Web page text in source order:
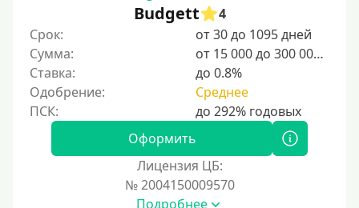
Budgett
4
Срок:
от 30 до 1095 дней
Сумма:
от 15 000 до 300 000 ₽
Ставка:
до 0.8%
Одобрение:
Среднее
Оформить
Лицензия ЦБ:
№ 2004150009570
Подробнее